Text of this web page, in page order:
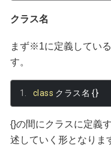
クラス名
まず※1に定義してい
す。
class クラス名 {}
{}の間にクラスに定義
述していく形となりま